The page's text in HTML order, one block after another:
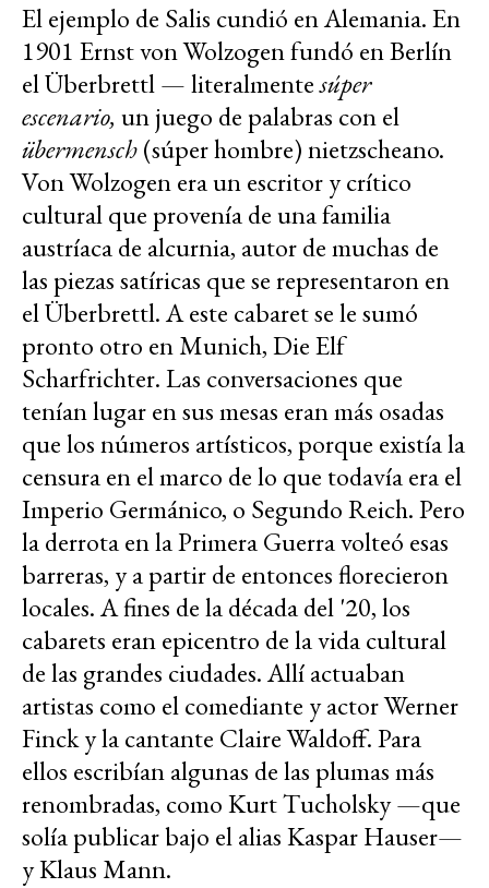
El ejemplo de Salis cundió en Alemania. En
1901 Ernst von Wolzogen fundó en Berlín
el Überbrettl — literalmentesúper
escenario, un juego de palabras con el
übermensch(súper hombre) nietzscheano.
Von Wolzogen era un escritor y crítico
cultural que provenía de una familia
austríaca de alcurnia, autor de muchas de
las piezas satíricas que se representaron en
el Überbrettl. A este cabaret se le sumó
pronto otro en Munich, Die Elf
Scharfrichter. Las conversaciones que
tenían lugar en sus mesas eran más osadas
que los números artísticos, porque existía la
censura en el marco de lo que todavía era el
Imperio Germánico, o Segundo Reich. Pero
la derrota en la Primera Guerra volteó esas
barreras, y a partir de entonces florecieron
locales. A fines de la década del '20, los
cabarets eran epicentro de la vida cultural
de las grandes ciudades. Allí actuaban
artistas como el comediante y actor Werner
Finck y la cantante Claire Waldoff. Para
ellos escribían algunas de las plumas más
renombradas, como Kurt Tucholsky —que
solía publicar bajo el alias Kaspar Hauser—
y Klaus Mann.